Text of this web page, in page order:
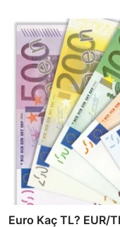
Euro Kaç TL? EUR/